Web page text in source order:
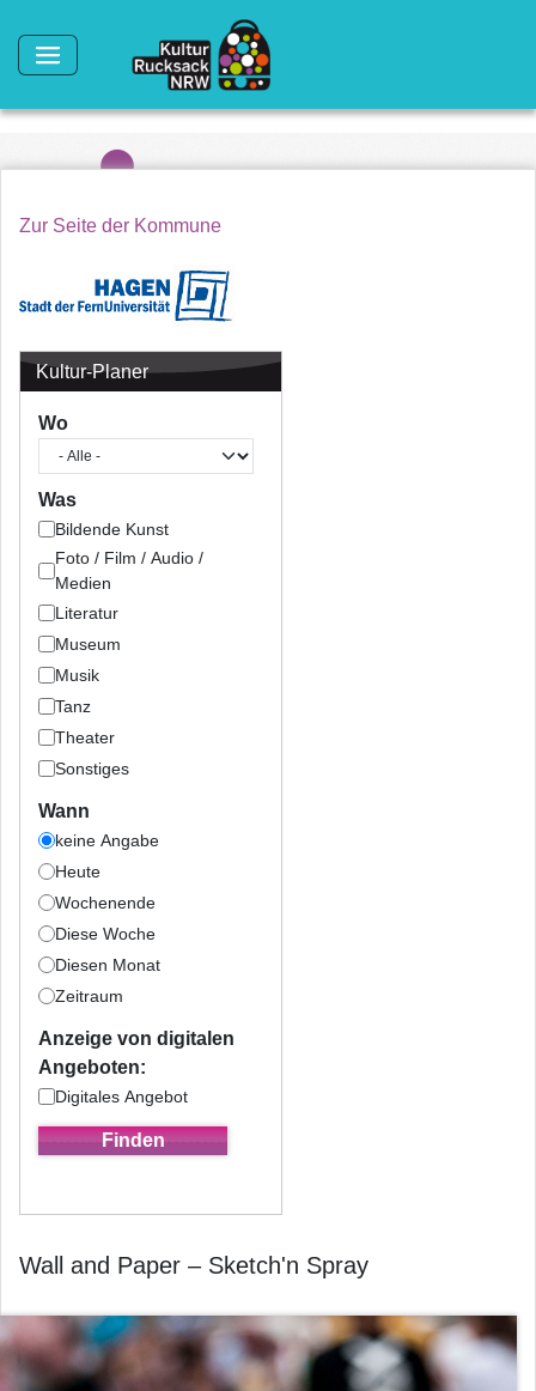
Zur Seite der Kommune
Kultur-Planer
Wo
Was
Bildende Kunst
Foto / Film / Audio /
Medien
Literatur
Museum
Musik
Tanz
Theater
Sonstiges
Wann
keine Angabe
Heute
Wochenende
Diese Woche
Diesen Monat
Zeitraum
Anzeige von digitalen
Angeboten:
Digitales Angebot
Wall and Paper – Sketch'n Spray